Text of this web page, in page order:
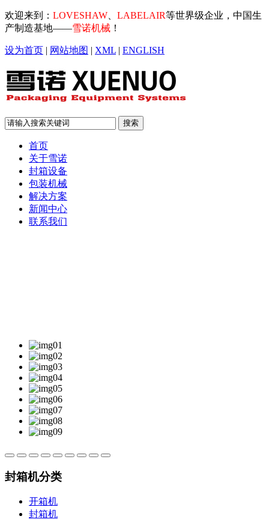
欢迎来到： LOVESHAW LABELAIR等世界级企业，中国生
产制造基地——雪诺机械 ！
设为首页 | 网站地图 | XML | ENGLISH
首页
关于雪诺
封箱设备
包装机械
解决方案
新闻中心
联系我们
封箱机分类
开箱机
封箱机